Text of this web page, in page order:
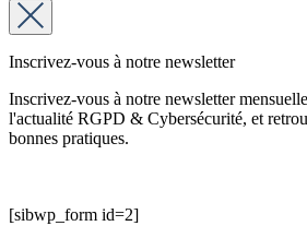
Inscrivez-vous à notre newsletter
Inscrivez-vous à notre newsletter
l'actualité RGPD & Cybersécurité, et
bonnes pratiques.
[sibwp_form id=2]